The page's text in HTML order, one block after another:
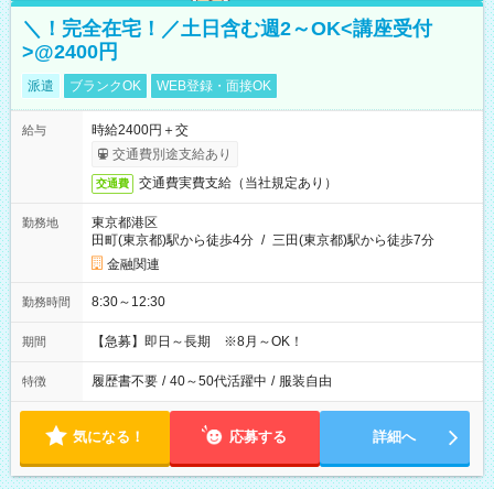
＼！完全在宅！／土日含む週2～OK<講座受付
>@2400円
派遣 ブランクOK WEB登録・面接OK
給与
時給2400円＋交
交通費別途支給あり
交通費 交通費実費支給（当社規定あり）
勤務地
東京都港区
田町(東京都)駅から徒歩4分 / 三田(東京都)駅から徒歩7分
金融関連
勤務時間 8:30～12:30
期間 【急募】即日～長期 ※8月～OK！
特徴 履歴書不要 / 40～50代活躍中 / 服装自由
気になる！ 応募する 詳細へ